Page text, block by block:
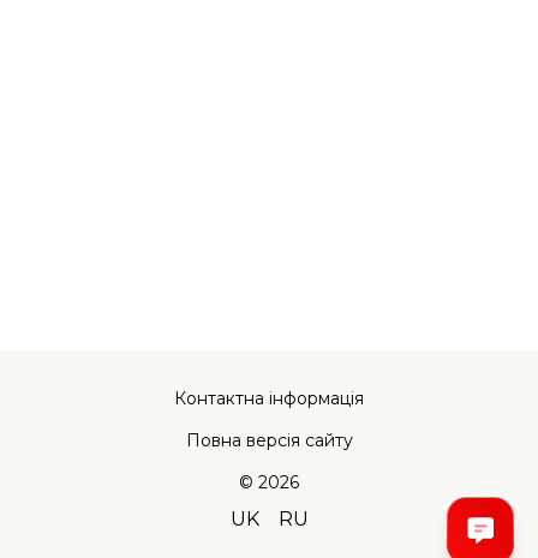
Контактна інформація
Повна версія сайту
© 2026
UK RU